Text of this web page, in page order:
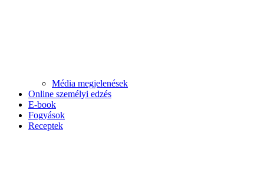
Média megjelenések
Online személyi edzés
E-book
Fogyások
Receptek